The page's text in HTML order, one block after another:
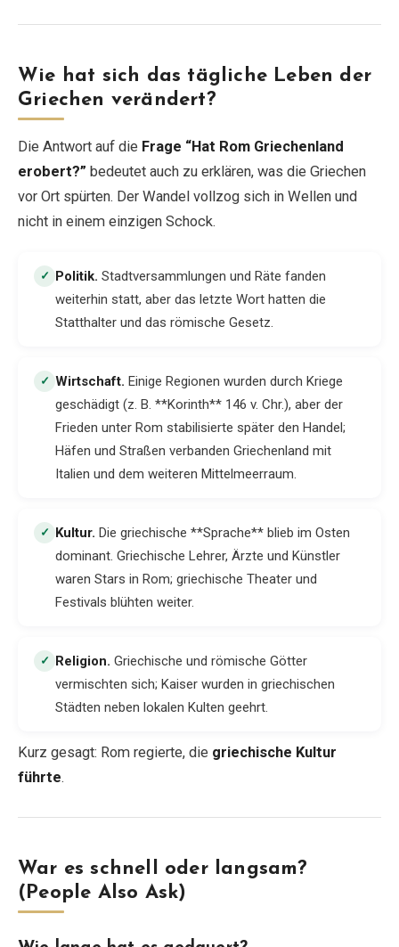
Wie hat sich das tägliche Leben der
Griechen verändert?
Die Antwort auf die Frage “Hat Rom Griechenland
erobert?” bedeutet auch zu erklären, was die Griechen
vor Ort spürten. Der Wandel vollzog sich in Wellen und
nicht in einem einzigen Schock.
✓ Politik. Stadtversammlungen und Räte fanden
weiterhin statt, aber das letzte Wort hatten die
Statthalter und das römische Gesetz.
✓ Wirtschaft. Einige Regionen wurden durch Kriege
geschädigt (z. B. **Korinth** 146 v. Chr.), aber der
Frieden unter Rom stabilisierte später den Handel;
Häfen und Straßen verbanden Griechenland mit
Italien und dem weiteren Mittelmeerraum.
✓ Kultur. Die griechische **Sprache** blieb im Osten
dominant. Griechische Lehrer, Ärzte und Künstler
waren Stars in Rom; griechische Theater und
Festivals blühten weiter.
✓ Religion. Griechische und römische Götter
vermischten sich; Kaiser wurden in griechischen
Städten neben lokalen Kulten geehrt.
Kurz gesagt: Rom regierte, die griechische Kultur
führte.
War es schnell oder langsam?
(People Also Ask)